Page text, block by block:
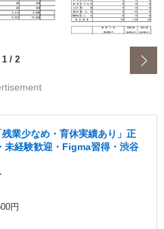
1 / 2
業少なめ・育休実績あり」正
未経験歓迎・Figma習得・渋谷
円